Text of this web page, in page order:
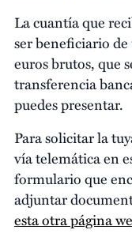
La cuantía que
ser beneficiario
euros brutos, que
transferencia
puedes presentar.
Para solicitar la
vía telemática en
formulario que
adjuntar
esta otra página